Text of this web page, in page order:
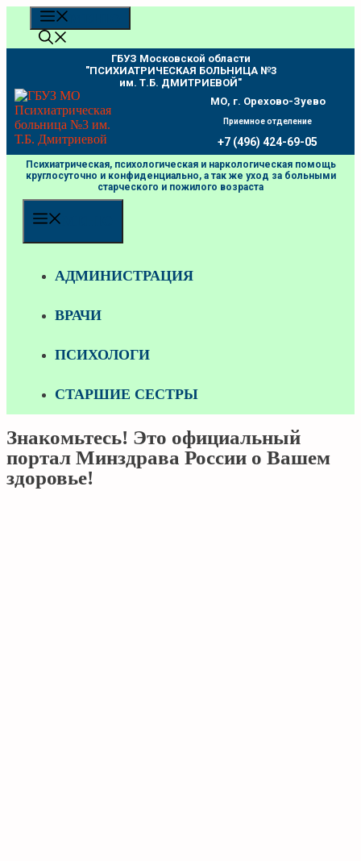
Перейти
содержимому
ГБУЗ Московской области
"ПCИХИАТРИЧЕСКАЯ БОЛЬНИЦА №3
им. Т.Б. ДМИТРИЕВОЙ"
МО, г. Орехово-Зуево
Приемное отделение
+7 (496) 424-69-05
Психиатрическая, психологическая и наркологическая помощь
круглосуточно и конфиденциально, а так же уход за больными
старческого и пожилого возраста
АДМИНИСТРАЦИЯ
ВРАЧИ
ПСИХОЛОГИ
СТАРШИЕ СЕСТРЫ
Знакомьтесь! Это официальный
портал Минздрава России о Вашем
здоровье!